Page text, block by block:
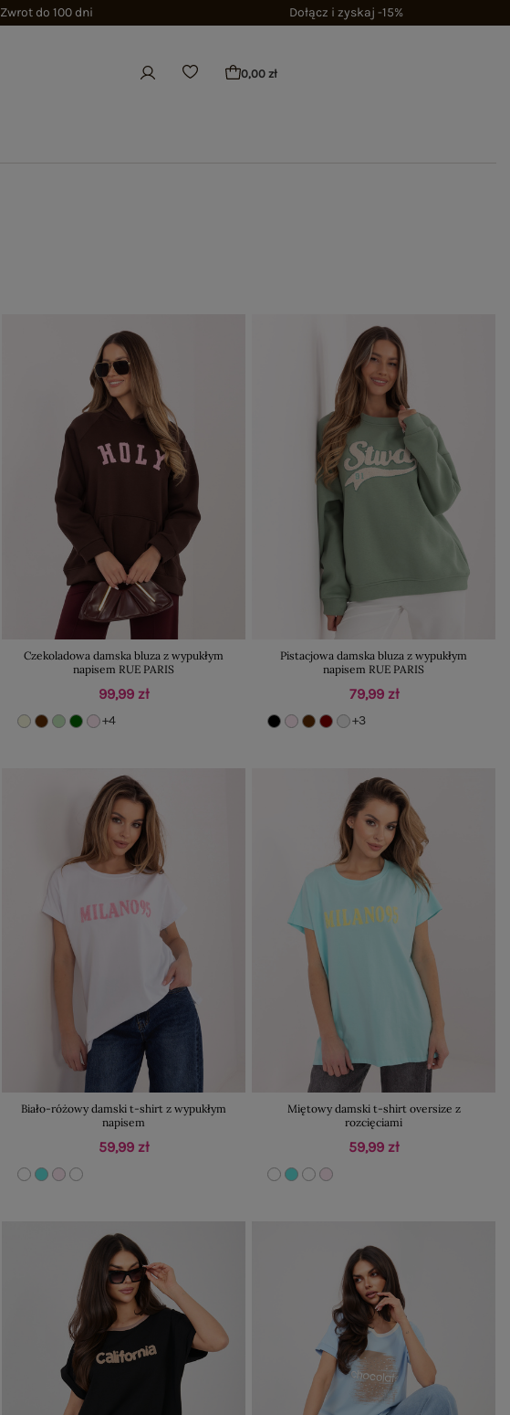
Zwrot do 100 dni Dołącz i zyskaj -15%
0,00 zł
Czekoladowa damska bluza z wypukłym
napisem RUE PARIS
99,99 zł
+4
Pistacjowa damska bluza z wypukłym
napisem RUE PARIS
79,99 zł
+3
Biało-różowy damski t-shirt z wypukłym
napisem
59,99 zł
Miętowy damski t-shirt oversize z
rozcięciami
59,99 zł